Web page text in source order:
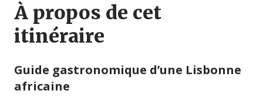
À propos de cet
itinéraire
Guide gastronomique d’une Lisbonne
africaine